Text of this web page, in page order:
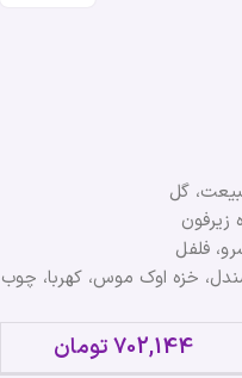
گل
زیرفون
فلفل
خزه اوک موس، کهربا، چوب
702,144تومان